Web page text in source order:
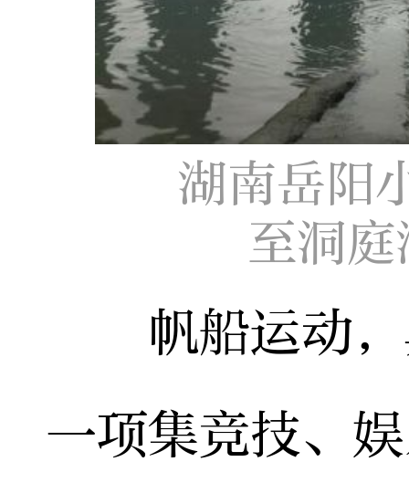
湖南岳阳
至洞
帆船运动，
一项集竞技、